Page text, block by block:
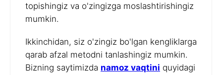
topishingiz va o'zingizga moslashtirishingiz
mumkin.
Ikkinchidan, siz o'zingiz bo'lgan kengliklarga
qarab afzal metodni tanlashingiz mumkin.
Bizning saytimizda namoz vaqtini quyidagi